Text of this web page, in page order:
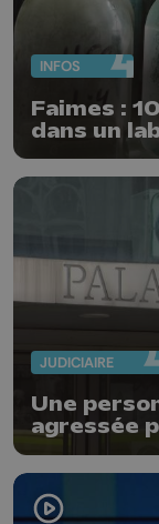
INFOS
Faimes :
dans un
JUDICIAIRE
Une
agressée